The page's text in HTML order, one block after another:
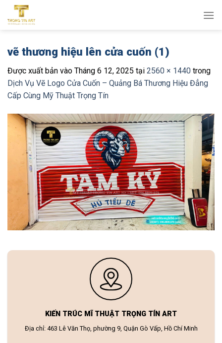
qua
vẽ thương hiệu lên cửa cuốn (1)
Được xuất bản vào Tháng 6 12, 2025 tại 2560 × 1440 trong
Dịch Vụ Vẽ Logo Cửa Cuốn – Quảng Bá Thương Hiệu Đẳng
Cấp Cùng Mỹ Thuật Trọng Tín
KIẾN TRÚC MĨ THUẬT TRỌNG TÍN ART
Địa chỉ: 463 Lê Văn Thọ, phường 9, Quận Gò Vấp, Hồ Chí Minh